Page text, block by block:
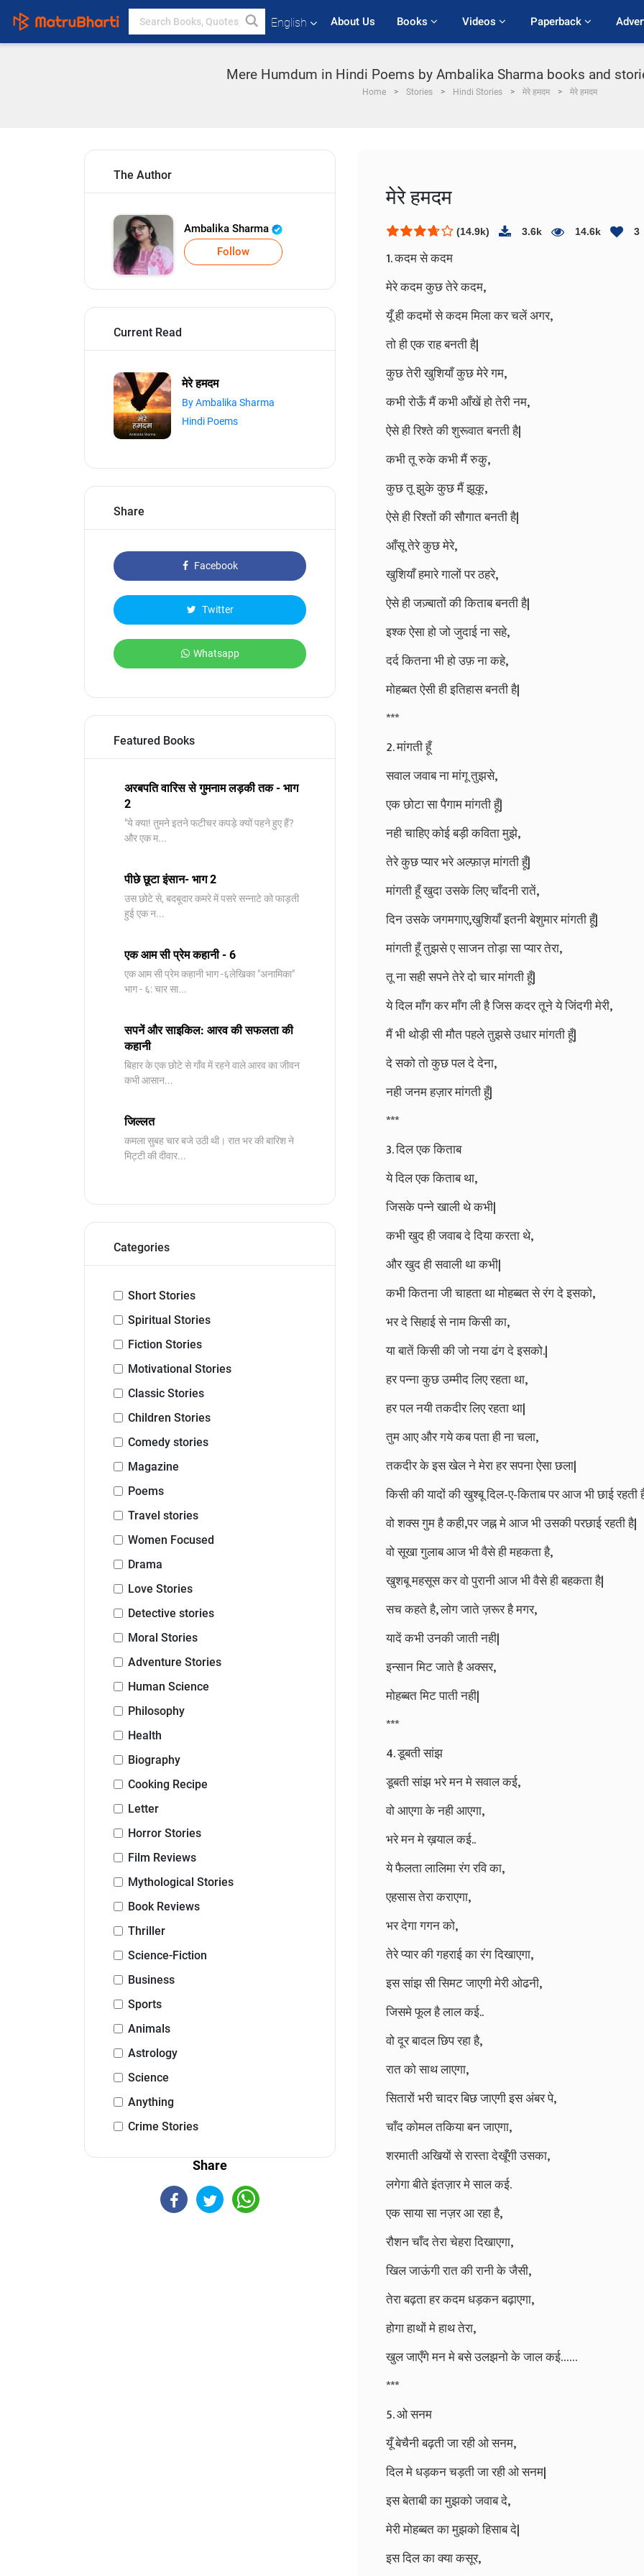
English About Us Books Videos Paperback
Mere Humdum in Hindi Poems by Ambalika Sharma books and
Home Stories Hindi Stories मेरे हमदम मेरे हमदम
The Author
Ambalika Sharma
Follow
Current Read
मेरे हमदम
By Ambalika Sharma
Hindi Poems
Share
Facebook
Twitter
Whatsapp
Featured Books
अरबपति वारिस से गुमनाम लड़की तक - भाग
2
"ये क्या! तुमने इतने फटीचर कपड़े क्यों पहने हुए हैं?
और एक म...
पीछे छूटा इंसान- भाग 2
उस छोटे से, बदबूदार कमरे में पसरे सन्नाटे को फाड़ती
हुई एक न...
एक आम सी प्रेम कहानी - 6
​एक आम सी प्रेम कहानी भाग -६लेखिका "अनामिका"
भाग - ६: चार सा...
सपनें और साइकिल: आरव की सफलता की
कहानी
बिहार के एक छोटे से गाँव में रहने वाले आरव का जीवन
कभी आसान...
जिल्लत
कमला सुबह चार बजे उठी थी। रात भर की बारिश ने
मिट्टी की दीवार...
Categories
Short Stories
Spiritual Stories
Fiction Stories
Motivational Stories
Classic Stories
Children Stories
Comedy stories
Magazine
Poems
Travel stories
Women Focused
Drama
Love Stories
Detective stories
Moral Stories
Adventure Stories
Human Science
Philosophy
Health
Biography
Cooking Recipe
Letter
Horror Stories
Film Reviews
Mythological Stories
Book Reviews
Thriller
Science-Fiction
Business
Sports
Animals
Astrology
Science
Anything
Crime Stories
Share
मेरे हमदम
(14.9k) 3.6k 14.6k 3
1. कदम से कदम
मेरे कदम कुछ तेरे कदम,
यूँ ही कदमों से कदम मिला कर चलें अगर,
तो ही एक राह बनती है|
कुछ तेरी खुशियाँ कुछ मेरे गम,
कभी रोऊँ मैं कभी आँखें हो तेरी नम,
ऐसे ही रिश्ते की शुरूवात बनती है|
कभी तू रुके कभी मैं रुकु,
कुछ तू झुके कुछ मैं झूकू,
ऐसे ही रिश्तों की सौगात बनती है|
आँसू तेरे कुछ मेरे,
खुशियाँ हमारे गालों पर ठहरे,
ऐसे ही जज़्बातों की किताब बनती है|
इश्क ऐसा हो जो जुदाई ना सहे,
दर्द कितना भी हो उफ़ ना कहे,
मोहब्बत ऐसी ही इतिहास बनती है|
***
2. मांगती हूँ
सवाल जवाब ना मांगू तुझसे,
एक छोटा सा पैगाम मांगती हूँ|
नही चाहिए कोई बड़ी कविता मुझे,
तेरे कुछ प्यार भरे अल्फ़ाज़ मांगती हूँ|
मांगती हूँ खुदा उसके लिए चाँदनी रातें,
दिन उसके जगमगाए,खुशियाँ इतनी बेशुमार मांगती हूँ|
मांगती हूँ तुझसे ए साजन तोड़ा सा प्यार तेरा,
तू ना सही सपने तेरे दो चार मांगती हूँ|
ये दिल माँग कर माँग ली है जिस कदर तूने ये जिंदगी मेरी,
मैं भी थोड़ी सी मौत पहले तुझसे उधार मांगती हूँ|
दे सको तो कुछ पल दे देना,
नही जनम हज़ार मांगती हूँ|
***
3. दिल एक किताब
ये दिल एक किताब था,
जिसके पन्ने खाली थे कभी|
कभी खुद ही जवाब दे दिया करता थे,
और खुद ही सवाली था कभी|
कभी कितना जी चाहता था मोहब्बत से रंग दे इसको,
भर दे सिहाई से नाम किसी का,
या बातें किसी की जो नया ढंग दे इसको.|
हर पन्ना कुछ उम्मीद लिए रहता था,
हर पल नयी तकदीर लिए रहता था|
तुम आए और गये कब पता ही ना चला,
तकदीर के इस खेल ने मेरा हर सपना ऐसा छला|
किसी की यादों की खुश्बू दिल-ए-किताब पर आज भी छाई रहती
वो शक्स गुम है कही,पर जह्न मे आज भी उसकी परछाई रहती है|
वो सूखा गुलाब आज भी वैसे ही महकता है,
खुशबू महसूस कर वो पुरानी आज भी वैसे ही बहकता है|
सच कहते है, लोग जाते ज़रूर है मगर,
यादें कभी उनकी जाती नही|
इन्सान मिट जाते है अक्सर,
मोहब्बत मिट पाती नही|
***
4. डूबती सांझ
डूबती सांझ भरे मन मे सवाल कई,
वो आएगा के नही आएगा,
भरे मन मे ख़याल कई..
ये फैलता लालिमा रंग रवि का,
एहसास तेरा कराएगा,
भर देगा गगन को,
तेरे प्यार की गहराई का रंग दिखाएगा,
इस सांझ सी सिमट जाएगी मेरी ओढनी,
जिसमे फूल है लाल कई..
वो दूर बादल छिप रहा है,
रात को साथ लाएगा,
सितारों भरी चादर बिछ जाएगी इस अंबर पे,
चाँद कोमल तकिया बन जाएगा,
शरमाती अखियों से रास्ता देखूँगी उसका,
लगेगा बीते इंतज़ार मे साल कई.
एक साया सा नज़र आ रहा है,
रौशन चाँद तेरा चेहरा दिखाएगा,
खिल जाऊंगी रात की रानी के जैसी,
तेरा बढ़ता हर कदम धड़कन बढ़ाएगा,
होगा हाथों मे हाथ तेरा,
खुल जाएँगे मन मे बसे उलझनो के जाल कई……
***
5. ओ सनम
यूँ बेचैनी बढ़ती जा रही ओ सनम,
दिल मे धड़कन चड़ती जा रही ओ सनम|
इस बेताबी का मुझको जवाब दे,
मेरी मोहब्बत का मुझको हिसाब दे|
इस दिल का क्या कसूर,